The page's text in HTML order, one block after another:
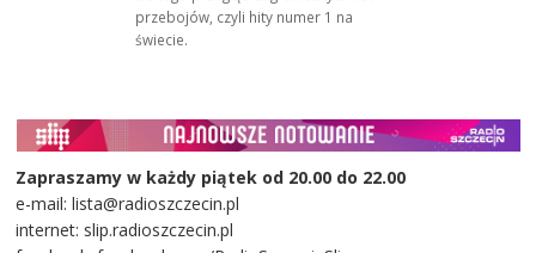
przebojów, czyli hity numer 1 na
świecie.
Zapraszamy w każdy piątek od 20.00 do 22.00
e-mail: lista@radioszczecin.pl
internet: slip.radioszczecin.pl